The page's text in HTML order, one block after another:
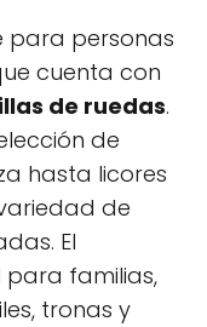
para personas
cuenta con
de ruedas.
de
hasta licores
de
El
familias,
tronas y